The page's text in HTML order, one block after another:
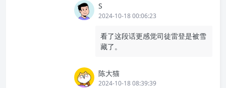
S
2024-10-18 00:06:23
看了这段话更感觉司徒雷登是被雪
藏了。
陈大猫
2024-10-18 08:39:39